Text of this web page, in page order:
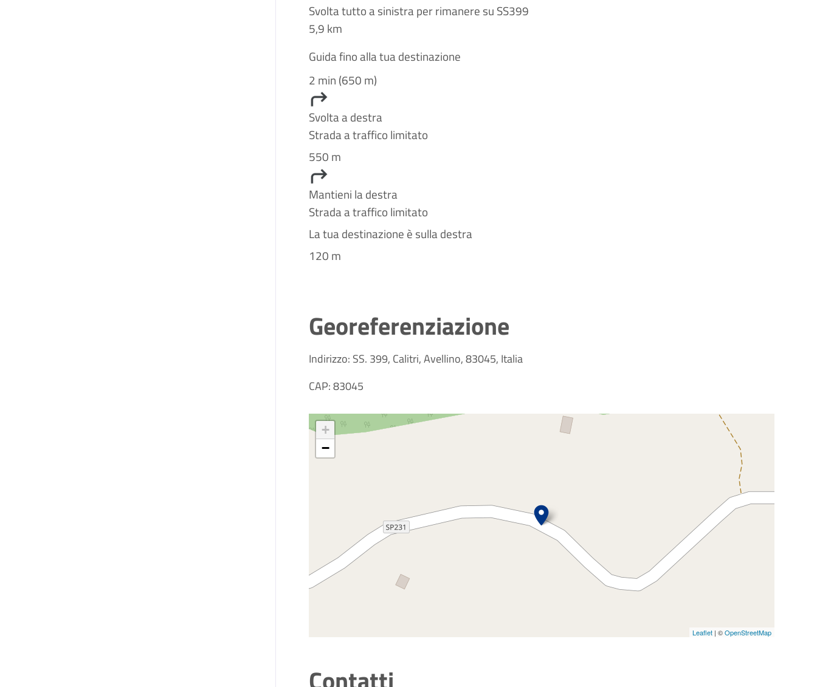
Svolta tutto a sinistra per rimanere su SS399
5,9 km
Guida fino alla tua destinazione
2 min (650 m)
Svolta a destra
Strada a traffico limitato
550 m
Mantieni la destra
Strada a traffico limitato
La tua destinazione è sulla destra
120 m
Georeferenziazione
Indirizzo: SS. 399, Calitri, Avellino, 83045, Italia
CAP: 83045
+
−
Leaflet| ©OpenStreetMap